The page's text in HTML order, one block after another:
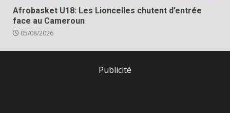
Afrobasket U18: Les Lioncelles chutent d’entrée
face au Cameroun
05/08/2026
Publicité